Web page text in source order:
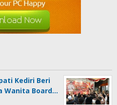
Kediri Beri
Wanita Board…